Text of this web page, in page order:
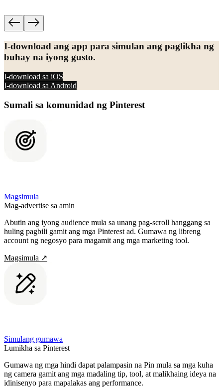
I-download ang app para simulan ang paglikha ng
buhay na iyong gusto.
I-download sa iOS
I-download sa Android
Sumali sa komunidad ng Pinterest
Magsimula
Mag-advertise sa amin
Abutin ang iyong audience mula sa unang pag-scroll hanggang sa
huling pagbili gamit ang mga Pinterest ad. Gumawa ng libreng
account ng negosyo para magamit ang mga marketing tool.
Magsimula ↗
Simulang gumawa
Lumikha sa Pinterest
Gumawa ng mga hindi dapat palampasin na Pin mula sa mga kuha
ng camera gamit ang mga madaling tip, tool, at malikhaing ideya na
idinisenyo para mapalakas ang performance.